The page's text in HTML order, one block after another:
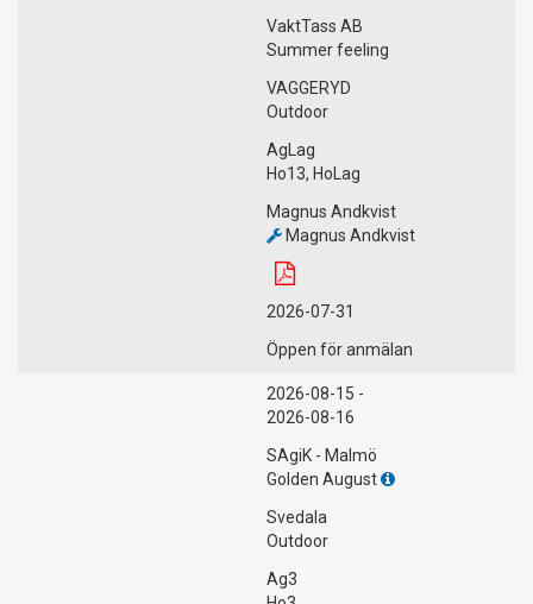
VaktTass AB
Summer feeling
VAGGERYD
Outdoor
AgLag
Ho13, HoLag
Magnus Andkvist
Magnus Andkvist
2026-07-31
Öppen för anmälan
2026-08-15 -
2026-08-16
SAgiK - Malmö
Golden August
Svedala
Outdoor
Ag3